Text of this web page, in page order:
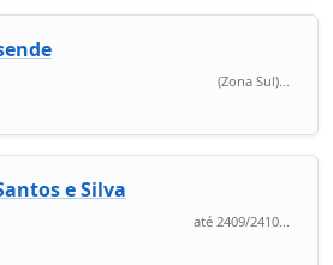
(Zona Sul)...
e Silva
até 2409/2410...